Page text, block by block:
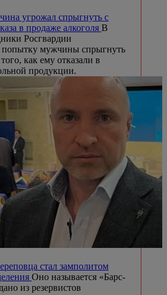
угрожал спрыгнуть с
в продаже алкоголя В
Росгвардии
попытку мужчины спрыгнуть
как ему отказали в
продукции.
стал замполитом
Оно называется «Барс-
из резервистов